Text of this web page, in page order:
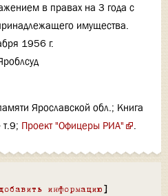
в правах на 3 года с
имущества.
1956 г.
Ярославской обл.; Книга
Проект "Офицеры РИА" .
информацию ]